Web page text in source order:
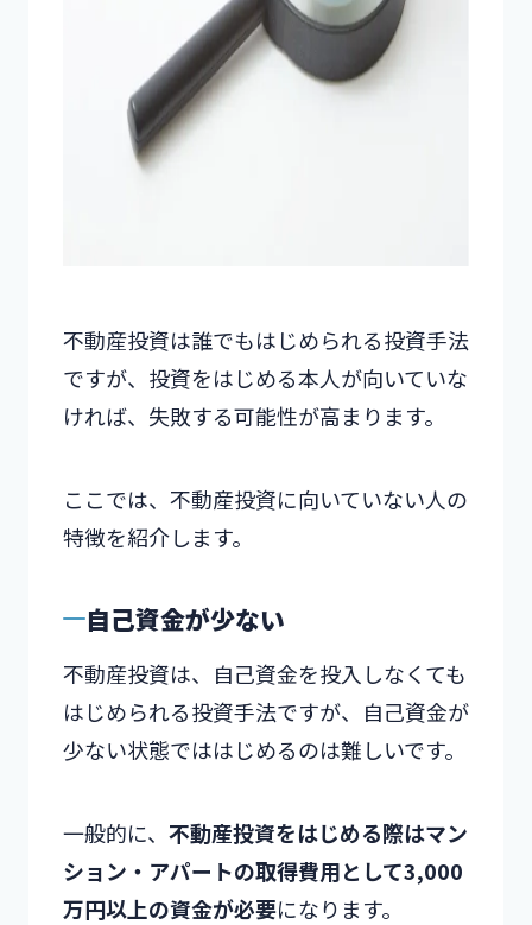
不動産投資は誰でもはじめられる投資手法
ですが、投資をはじめる本人が向いていな
ければ、失敗する可能性が高まります。
ここでは、不動産投資に向いていない人の
特徴を紹介します。
自己資金が少ない
不動産投資は、自己資金を投入しなくても
はじめられる投資手法ですが、自己資金が
少ない状態でははじめるのは難しいです。
一般的に、 不動産投資をはじめる際はマン
ション・アパートの取得費用として3,000
万円以上の資金が必要になります。